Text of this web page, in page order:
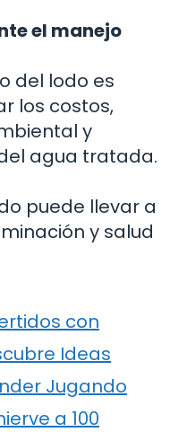
el manejo
del lodo es
los costos,
y
agua tratada.
puede llevar a
y salud
con
Ideas
Jugando
a 100